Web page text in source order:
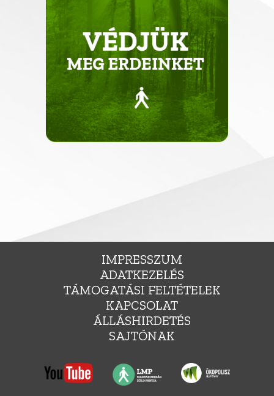
IMPRESSZUM
ADATKEZELÉS
TÁMOGATÁSI FELTÉTELEK
KAPCSOLAT
ÁLLÁSHIRDETÉS
SAJTÓNAK